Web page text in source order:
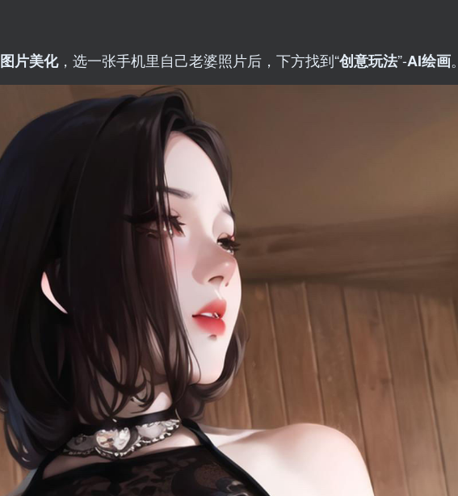
图片美化，选一张手机里自己老婆照片后，下方找到“创意玩法”-AI绘画。